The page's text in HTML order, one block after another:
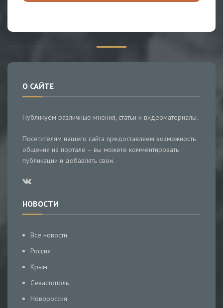
О САЙТЕ
Публикуем различные мнения, статьи и видеоматериалы.
Посетителям нашего сайта предоставляем возможность
общения на портале – вы можете комментировать
публикации и добавлять свои.
НОВОСТИ
Все новости
Россия
Крым
Севастополь
Новороссия